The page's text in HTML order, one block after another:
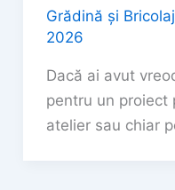
Grădină și Bricolaj
2026
Dacă ai avut
pentru un proiect
atelier sau chiar